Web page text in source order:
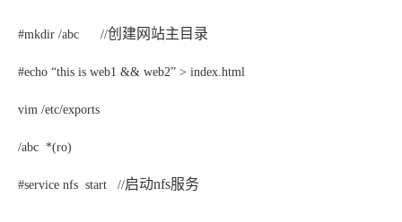
#mkdir /abc //创建网站主目录
#echo “this is web1 && web2” > index.html
vim /etc/exports
/abc *(ro)
#service nfs start //启动nfs服务